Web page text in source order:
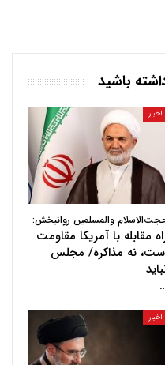
باشید
اخبار
والمسلمین روانبخش:
مقابله با آمریکا مقاومت
نه مذاکره/ مجلس
اخبار